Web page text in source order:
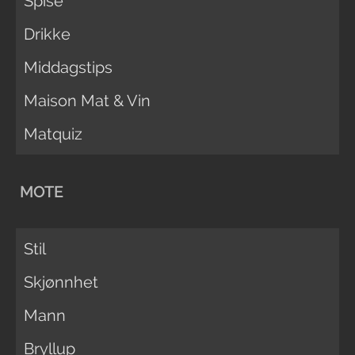
Drikke
Middagstips
Maison Mat & Vin
Matquiz
MOTE
Stil
Skjønnhet
Mann
Bryllup